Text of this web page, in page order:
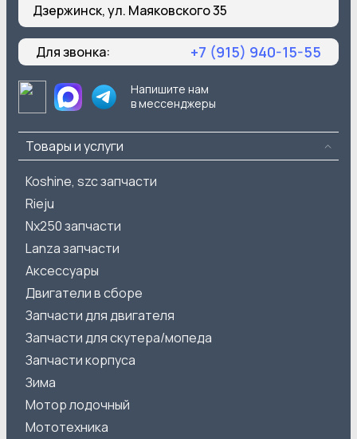
Дзержинск, ул. Маяковского 35
Для звонка: +7 (915) 940-15-55
Напишите нам
в мессенджеры
Товары и услуги
Koshine, szc запчасти
Rieju
Nx250 запчасти
Lanza запчасти
Аксессуары
Двигатели в сборе
Запчасти для двигателя
Запчасти для скутера/мопеда
Запчасти корпуса
Зима
Мотор лодочный
Мототехника